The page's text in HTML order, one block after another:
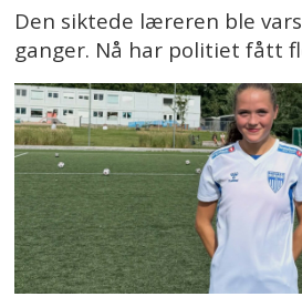
Den siktede læreren ble
ganger. Nå har politiet fått